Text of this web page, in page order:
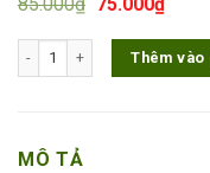
là:
85.000₫.
hiện
tại
là:
Cây treo Lan Hạt Dưa số lượng
Thêm vào
MÔ TẢ